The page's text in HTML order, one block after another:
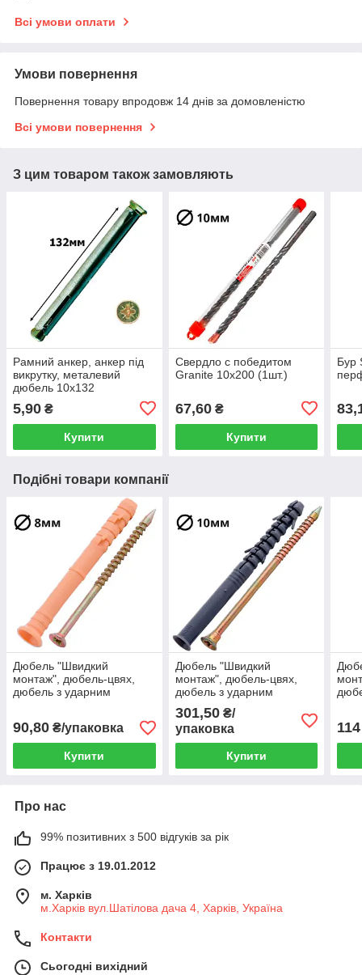
Всі умови оплати
Умови повернення
Повернення товару впродовж 14 днів за домовленістю
Всі умови повернення
З цим товаром також замовляють
Рамний анкер, анкер під
викрутку, металевий
дюбель 10х132
5,90 ₴
Купити
Свердло с победитом
Granite 10х200 (1шт.)
67,60₴
Купити
Бур
Подібні товари компанії
Дюбель "Швидкий
монтаж", дюбель-цвях,
дюбель з ударним
90,80 ₴/упаковка
Купити
Дюбель "Швидкий
монтаж", дюбель-цвях,
дюбель з ударним
шурупом 10х115 потай
"Обрій" (50шт.)
301,50₴/
упаковка
Купити
114
Про нас
99% позитивних з 500 відгуків за рік
Працює з 19.01.2012
м. Харків
м.Харків вул.Шатілова дача 4, Харків, Україна
Контакти
Сьогодні вихідний